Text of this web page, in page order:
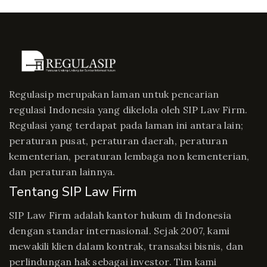
Regulasip merupakan laman untuk pencarian
regulasi Indonesia yang dikelola oleh SIP Law Firm.
Regulasi yang terdapat pada laman ini antara lain;
peraturan pusat, peraturan daerah, peraturan
kementerian, peraturan lembaga non kementerian,
dan peraturan lainnya.
Tentang SIP Law Firm
SIP Law Firm adalah kantor hukum di Indonesia
dengan standar internasional. Sejak 2007, kami
mewakili klien dalam kontrak, transaksi bisnis, dan
perlindungan hak sebagai investor. Tim kami